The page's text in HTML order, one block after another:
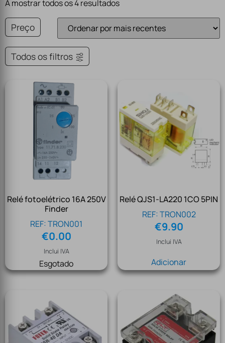
A mostrar todos os 4 resultados
Preço
Todos os filtros
Relé fotoelétrico 16A 250V
Finder
REF: TRON001
€0.00
Inclui IVA
Esgotado
Relé QJS1-LA220 1CO 5PIN
REF: TRON002
€9.90
Inclui IVA
Adicionar